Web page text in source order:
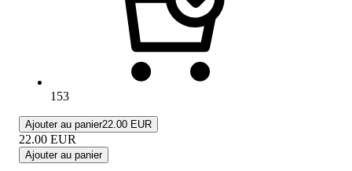
153
Ajouter au panier22.00 EUR
22.00 EUR
Ajouter au panier